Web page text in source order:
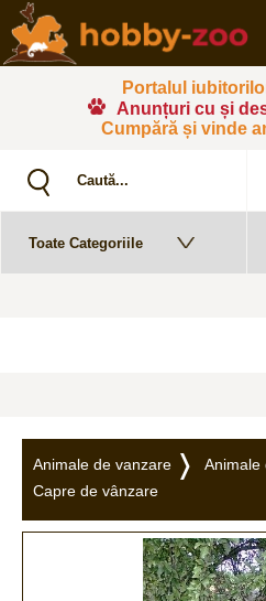
Portalul
Anunțuri cu și
Cumpără și vinde
Animale de vanzare
Animale
Capre de vânzare